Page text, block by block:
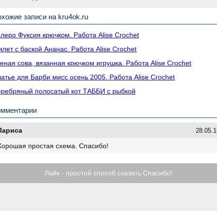
записи на kru4ok.ru
Фуксия крючком. Работа Alise Crochet
с баской Ананас. Работа Alise Crochet
сова, вязанная крючком игрушка. Работа Alise Crochet
для Барби мисс осень 2005. Работа Alise Crochet
полосатый кот ТАББИ с рыбкой
простая схема. Спасибо!
Лайк - простой способ сказать Спасибо!